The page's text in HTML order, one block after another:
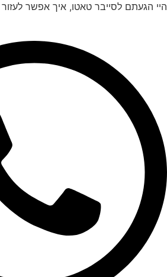
הגעתם לסייבר טאטו, איך אפשר לעזור ?